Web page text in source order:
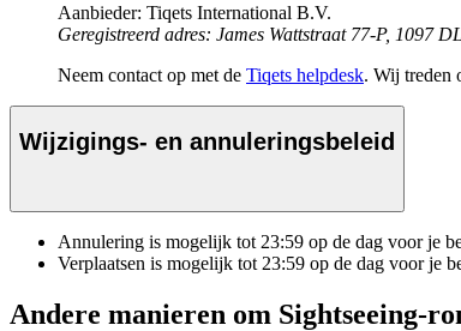
Aanbieder: Tiqets International B.V.
Geregistreerd adres: James Wattstraat 77-P, 1097
Neem contact op met de Tiqets helpdesk. Wij treden
Wijzigings- en annuleringsbeleid
Annulering is mogelijk tot 23:59 op de dag voor je
Verplaatsen is mogelijk tot 23:59 op de dag voor je
Andere manieren om Sightseeing-